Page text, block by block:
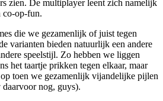
zien. De multiplayer leent zich namelijk
co-op-fun.
die we gezamenlijk of juist tegen
varianten bieden natuurlijk een andere
speelstijl. Zo hebben we liggen
het taartje prikken tegen elkaar, maar
toen we gezamenlijk vijandelijke pijlen
daarvoor nog, guys).